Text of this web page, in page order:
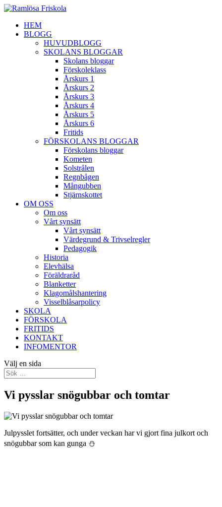
HEM
BLOGG
HUVUDBLOGG
SKOLANS BLOGGAR
Skolans bloggar
Förskoleklass
Årskurs 1
Årskurs 2
Årskurs 3
Årskurs 4
Årskurs 5
Årskurs 6
Fritids
FÖRSKOLANS BLOGGAR
Förskolans bloggar
Kometen
Solstrålen
Regnbågen
Mångubben
Stjärnskottet
OM OSS
Om oss
Vårt synsätt
Vårt synsätt
Värdegrund & Trivselregler
Pedagogik
Historia
Elevhälsa
Föräldraråd
Blanketter
Klagomålshantering
Visselblåsarpolicy
SKOLA
FÖRSKOLA
FRITIDS
KONTAKT
INFOMENTOR
Välj en sida
Vi pysslar snögubbar och tomtar
Julpysslet fortsätter, och under veckan har vi gjort fina julkort och
snögubbar som kan gunga ⛄️